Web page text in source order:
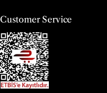
Customer Service